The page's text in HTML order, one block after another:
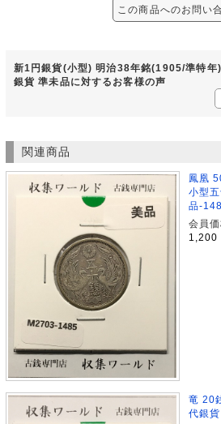
この商品へのお問い
新1円銀貨(小型) 明治38年銘(1905/準特年
銀貨 準未品に対するお客様の声
関連商品
鳳凰
小型
品-
会員
1,200
竜 20
代銀